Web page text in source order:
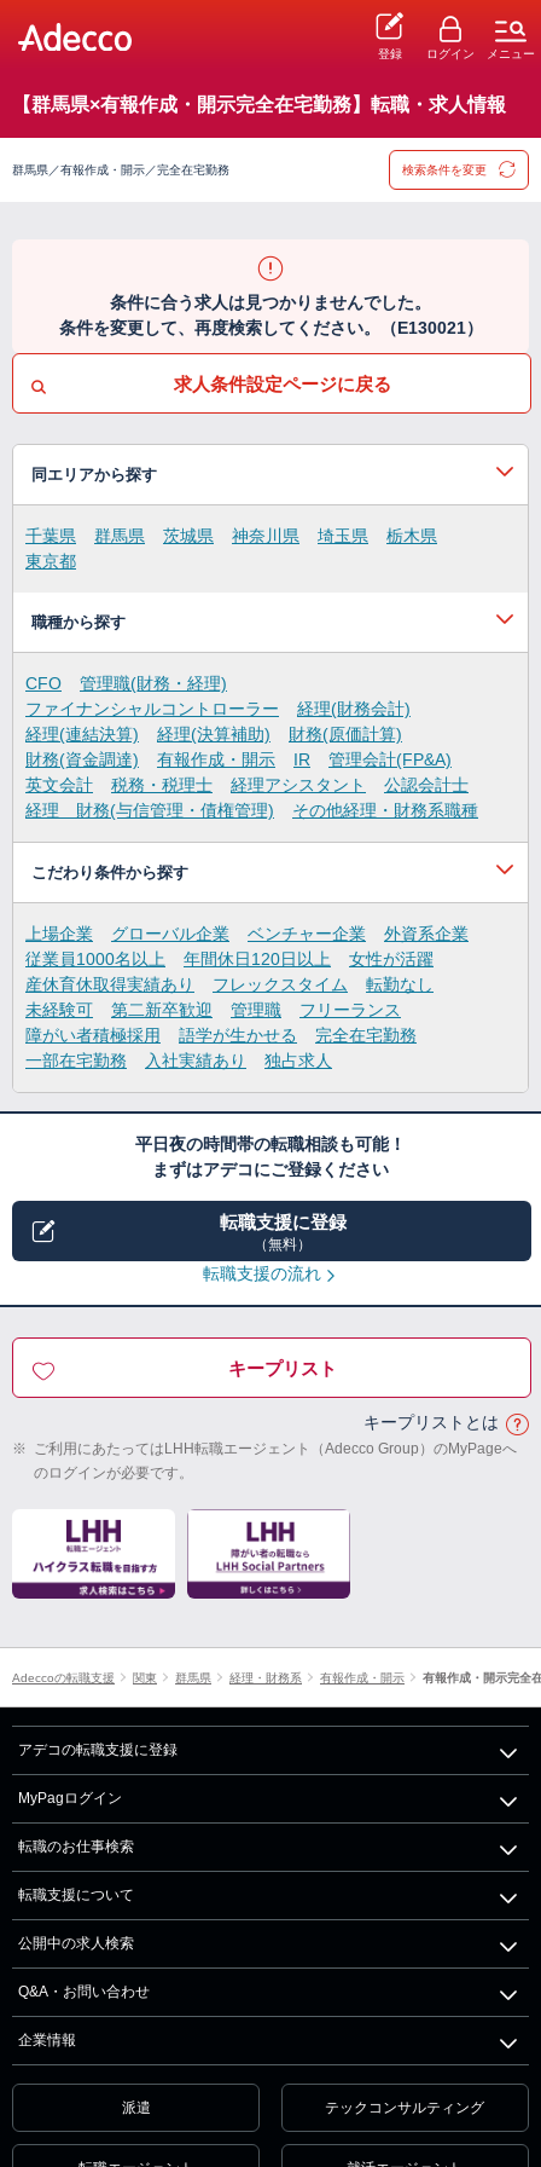
登録 ログイン メニュー
【群馬県×有報作成・開示完全在宅勤務】転職・求人情報
群馬県／有報作成・開示／完全在宅勤務 検索条件を変更
条件に合う求人は見つかりませんでした。
条件を変更して、再度検索してください。（E130021）
求人条件設定ページに戻る
同エリアから探す
千葉県 群馬県 茨城県 神奈川県 埼玉県
栃木県
東京都
職種から探す
CFO
管理職(財務・経理)
ファイナンシャルコントローラー
経理(財務会計)
経理(連結決算)
経理(決算補助)
財務(原価計算)
財務(資金調達)
有報作成・開示 IR
管理会計(FP&A)
英文会計
税務・税理士 経理アシスタント
公認会計士
経理 財務(与信管理・債権管理)
その他経理・財務系職種
こだわり条件から探す
上場企業 グローバル企業 ベンチャー企業
外資系企業
従業員1000名以上
年間休日120日以上
女性が活躍
産休育休取得実績あり
フレックスタイム
転勤なし
未経験可
第二新卒歓迎 管理職
フリーランス
障がい者積極採用
語学が生かせる
完全在宅勤務
一部在宅勤務
入社実績あり 独占求人
平日夜の時間帯の転職相談も可能！
まずはアデコにご登録ください
転職支援に登録
（無料）
転職支援の流れ
キープリスト
キープリストとは
※ ご利用にあたってはLHH転職エージェント（Adecco Group）のMyPageへ
のログインが必要です。
Adeccoの転職支援 関東 群馬県 経理・財務系 有報作成・開示 有報作成・開示完全
アデコの転職支援に登録
MyPagログイン
転職のお仕事検索
転職支援について
公開中の求人検索
Q&A・お問い合わせ
企業情報
派遣 テックコンサルティング